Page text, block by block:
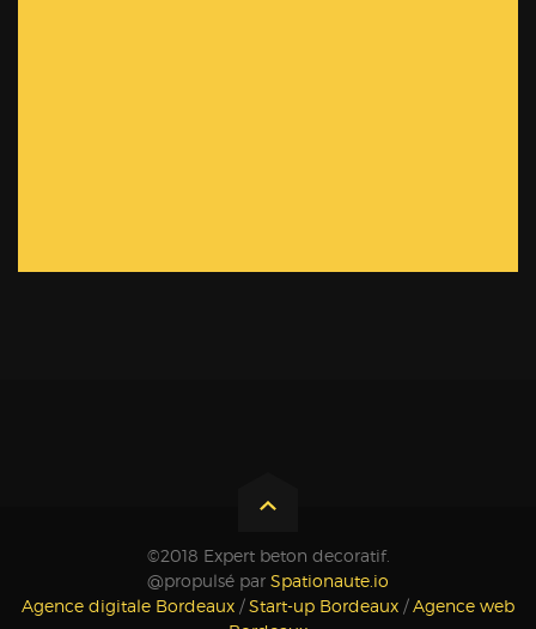
©2018 Expert beton decoratif.
@propulsé par Spationaute.io
Agence digitale Bordeaux /Start-up Bordeaux /Agence web